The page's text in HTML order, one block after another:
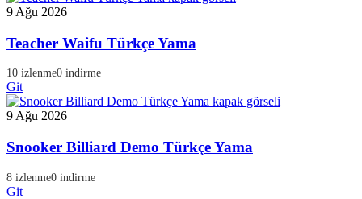
9 Ağu 2026
Teacher Waifu Türkçe Yama
10 izlenme0 indirme
Git
9 Ağu 2026
Snooker Billiard Demo Türkçe Yama
8 izlenme0 indirme
Git